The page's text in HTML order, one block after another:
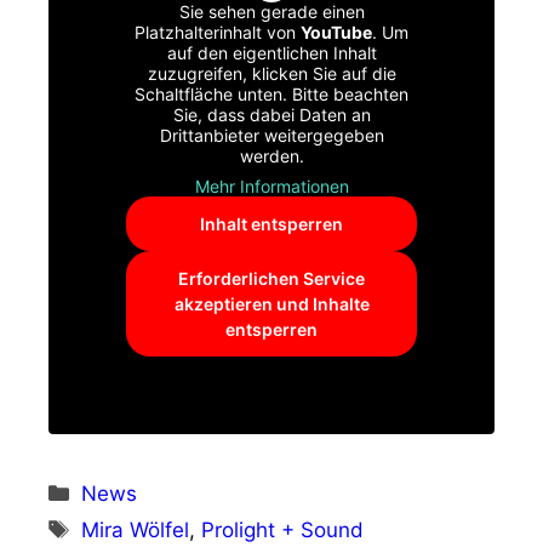
Sie sehen gerade einen
Platzhalterinhalt von YouTube. Um
auf den eigentlichen Inhalt
zuzugreifen, klicken Sie auf die
Schaltfläche unten. Bitte beachten
Sie, dass dabei Daten an
Drittanbieter weitergegeben
werden.
Mehr Informationen
Inhalt entsperren
Erforderlichen Service
akzeptieren und Inhalte
entsperren
Kategorien
News
Schlagwörter
Mira Wölfel, Prolight + Sound